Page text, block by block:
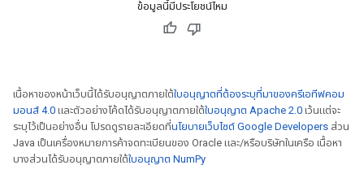
ข้อมูลนี้มีประโยชน์ไหม
เนื้อหาของหน้าเว็บนี้ได้รับอนุญาตภายใต้ใบอนุญาตที่ต้องระบุที่มาของครีเอทีฟคอม
มอนส์ 4.0 และตัวอย่างโค้ดได้รับอนุญาตภายใต้ใบอนุญาต Apache 2.0 เว้นแต่จะ
ระบุไว้เป็นอย่างอื่น โปรดดูรายละเอียดที่นโยบายเว็บไซต์ Google Developers ส่วน
Java เป็นเครื่องหมายการค้าจดทะเบียนของ Oracle และ/หรือบริษัทในเครือ เนื้อหา
บางส่วนได้รับอนุญาตภายใต้ใบอนุญาต NumPy